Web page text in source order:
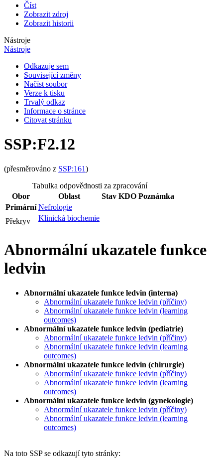
Číst
Zobrazit zdroj
Zobrazit historii
Nástroje
Nástroje
Odkazuje sem
Související změny
Načíst soubor
Verze k tisku
Trvalý odkaz
Informace o stránce
Citovat stránku
SSP:F2.12
(přesměrováno z SSP:161)
Tabulka odpovědnosti za zpracování
Obor
Oblast Stav KDO Poznámka
Primární Nefrologie
Překryv
Klinická biochemie
Abnormální ukazatele funkce
ledvin
Abnormální ukazatele funkce ledvin (interna)
Abnormální ukazatele funkce ledvin (příčiny)
Abnormální ukazatele funkce ledvin (learning
outcomes)
Abnormální ukazatele funkce ledvin (pediatrie)
Abnormální ukazatele funkce ledvin (příčiny)
Abnormální ukazatele funkce ledvin (learning
outcomes)
Abnormální ukazatele funkce ledvin (chirurgie)
Abnormální ukazatele funkce ledvin (příčiny)
Abnormální ukazatele funkce ledvin (learning
outcomes)
Abnormální ukazatele funkce ledvin (gynekologie)
Abnormální ukazatele funkce ledvin (příčiny)
Abnormální ukazatele funkce ledvin (learning
outcomes)
Na toto SSP se odkazují tyto stránky: